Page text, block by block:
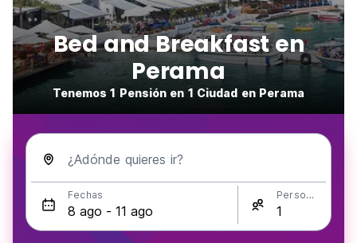
Bed and Breakfast en
Perama
Tenemos 1 Pensión en 1 Ciudad en Perama
¿Adónde quieres ir?
Fechas Personas